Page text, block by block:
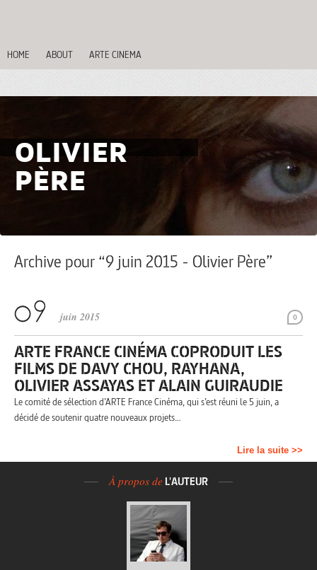
HOME ABOUT ARTE CINEMA
OLIVIER
PÈRE
Archive pour “9 juin 2015 - Olivier Père”
0
juin 2015
ARTE FRANCE CINÉMA COPRODUIT LES
FILMS DE DAVY CHOU, RAYHANA,
OLIVIER ASSAYAS ET ALAIN GUIRAUDIE
Le comité de sélection d’ARTE France Cinéma, qui s’est réuni le 5 juin, a
décidé de soutenir quatre nouveaux projets…
Lire la suite >>
À propos de L'AUTEUR